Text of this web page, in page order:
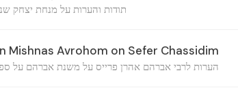
תודות והערות על מנחת יצחק
Mishnas Avrohom on Sefer Chassidim
הערות לרבי אברהם אהרן פרייס על משנת אברהם על